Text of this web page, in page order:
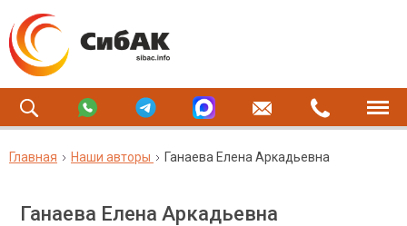
Главная Наши авторы Ганаева Елена Аркадьевна
Ганаева Елена Аркадьевна